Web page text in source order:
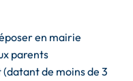
en mairie
parents
de moins de 3